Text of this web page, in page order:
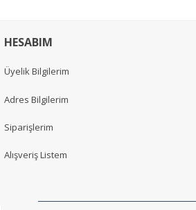
HESABIM
Üyelik Bilgilerim
Adres Bilgilerim
Siparişlerim
Alışveriş Listem